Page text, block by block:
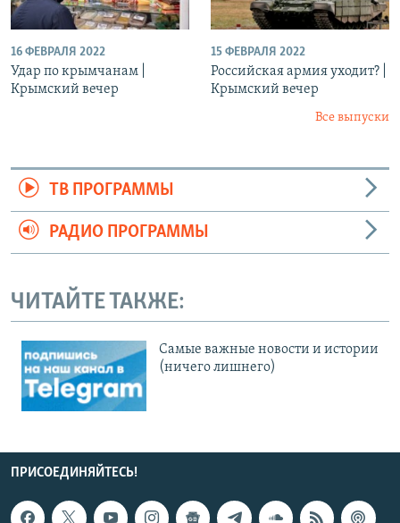
16 ФЕВРАЛЯ 2022
Удар по крымчанам |
Крымский вечер
15 ФЕВРАЛЯ 2022
Российская армия уходит? |
Крымский вечер
Все выпуски
ТВ ПРОГРАММЫ
РАДИО ПРОГРАММЫ
ЧИТАЙТЕ ТАКЖЕ:
Cамые важные новости и истории
(ничего лишнего)
ПРИСОЕДИНЯЙТЕСЬ!